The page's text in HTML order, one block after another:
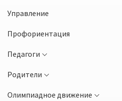
Управление
Профориентация
Педагоги
Родители
Олимпиадное движение